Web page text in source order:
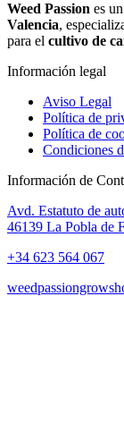
Weed Passion es un
Valencia,
para el cultivo de
Información legal
Aviso Legal
Política de
Política de
Condiciones
Información de
Avd. Estatuto de
46139 La Pobla de
+34 623 564 067